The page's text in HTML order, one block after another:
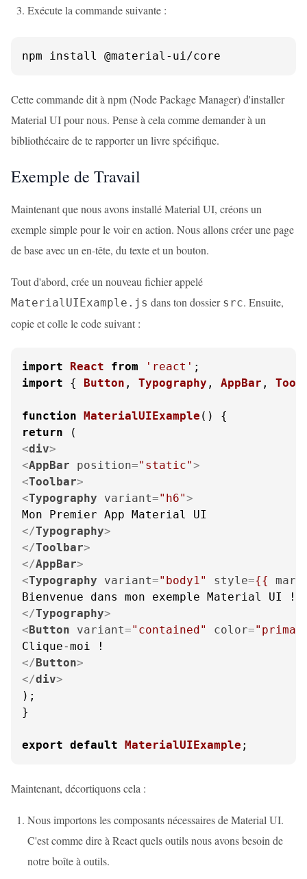
Exécute la commande suivante :
npm install @material-ui/core
Cette commande dit à npm (Node Package Manager) d'installer
Material UI pour nous. Pense à cela comme demander à un
bibliothécaire de te rapporter un livre spécifique.
Exemple de Travail
Maintenant que nous avons installé Material UI, créons un
exemple simple pour le voir en action. Nous allons créer une page
de base avec un en-tête, du texte et un bouton.
Tout d'abord, crée un nouveau fichier appelé
MaterialUIExample.js dans ton dossier src. Ensuite,
copie et colle le code suivant :
import React from 'react'
import { Button , Typography , AppBar ,
function MaterialUIExample (
return
<div>
<AppBar position="static">
<Toolbar>
<Typography variant="h6">
</Typography>
</Toolbar>
</AppBar>
<Typography variant="body1" style={{
</Typography>
<Button variant="contained" color=
</Button>
</div>
);
}
export default MaterialUIExample ;
Maintenant, décortiquons cela :
Nous importons les composants nécessaires de Material UI.
C'est comme dire à React quels outils nous avons besoin de
notre boîte à outils.